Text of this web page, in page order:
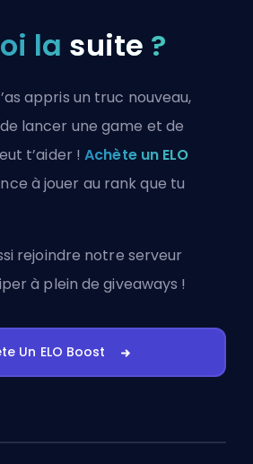
la suite ?
appris un truc nouveau,
lancer une game et de
t’aider !Achète un ELO
à jouer au rank que tu
rejoindre notre serveur
à plein de giveaways !
Un ELO Boost